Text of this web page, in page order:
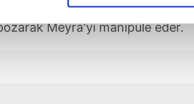
ilişkisinin toparlanmış
Meyra'yı manipüle eder.